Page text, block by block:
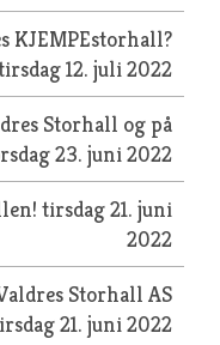
KJEMPEstorhall?
12. juli 2022
Storhall og på
23. juni 2022
tirsdag 21. juni
2022
Storhall AS
21. juni 2022